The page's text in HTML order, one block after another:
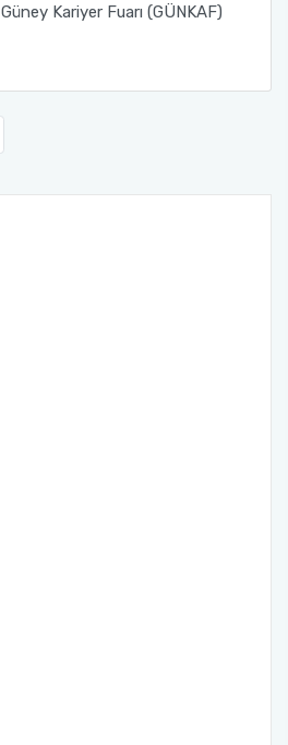
Güney Kariyer Fuarı (GÜNKAF)